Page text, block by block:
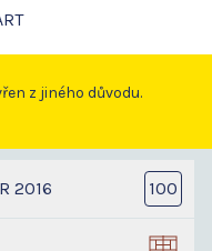
z jiného důvodu.
2016 100